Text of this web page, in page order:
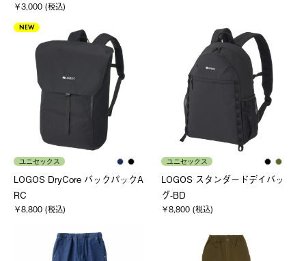
￥3,000 (税込)
NEW
ユニセックス
LOGOS DryCore バックパックA
RC
￥8,800 (税込)
ユニセックス
LOGOS スタンダードデイバッ
グ-BD
￥8,800 (税込)